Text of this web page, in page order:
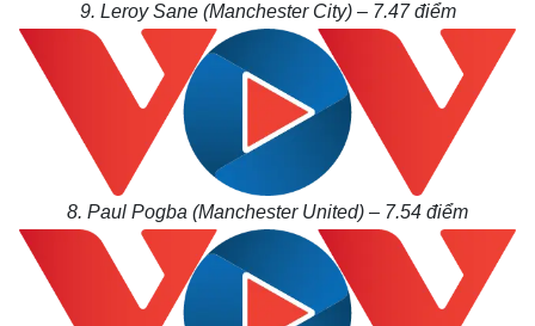
Kinh tế
Bất động sản
Khởi nghiệp
Thị trường
Giá vàng
Tiêu dùng
Tỷ giá
Chứng khoán
Giá cà phê
9. Leroy Sane (Manchester City) – 7.47điểm
8. Paul Pogba (Manchester United) – 7.54 điểm